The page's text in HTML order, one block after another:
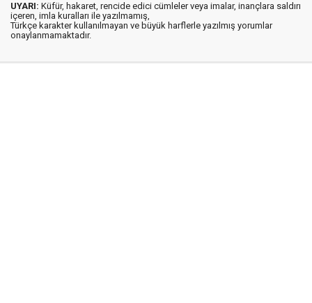
UYARI: Küfür, hakaret, rencide edici cümleler veya imalar, inançlara saldırı
içeren, imla kuralları ile yazılmamış,
Türkçe karakter kullanılmayan ve büyük harflerle yazılmış yorumlar
onaylanmamaktadır.